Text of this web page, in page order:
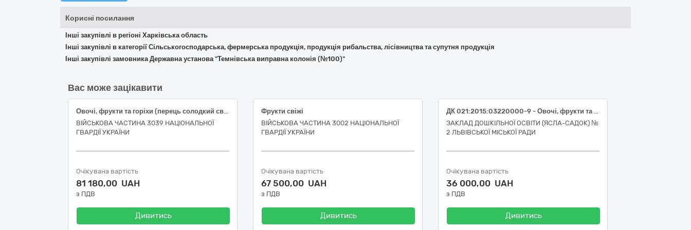
Корисні посилання
Інші закупівлі в регіоні Харківська область
Інші закупівлі в категорії Сільськогосподарська, фермерська продукція, продукція рибальства, лісівництва та супутня продукція
Інші закупівлі замовника Державна установа "Темнівська виправна колонія (№100)"
Вас може зацікавити
Овочі, фрукти та горіхи (перець солодкий свіжий подовженої форми, огірки свіжі польові короткоплідні, помідори тепличні свіжі округлі, часник свіжий вищого товарного сорту)
ВІЙСЬКОВА ЧАСТИНА 3039 НАЦІОНАЛЬНОЇ
ГВАРДІЇ УКРАЇНИ
Очікувана вартість
81 180,00 UAH
з ПДВ
Дивитись
Фрукти свіжі
ВІЙСЬКОВА ЧАСТИНА 3002 НАЦІОНАЛЬНОЇ
ГВАРДІЇ УКРАЇНИ
Очікувана вартість
67 500,00 UAH
з ПДВ
Дивитись
ДК 021:2015:03220000-9 - Овочі, фрукти та горіхи (полуниця свіжа, першого товарного сорту, ДСТУ 7653)
ЗАКЛАД ДОШКІЛЬНОЇ ОСВІТИ (ЯСЛА-САДОК) №
2 ЛЬВІВСЬКОЇ МІСЬКОЇ РАДИ
Очікувана вартість
36 000,00 UAH
з ПДВ
Дивитись